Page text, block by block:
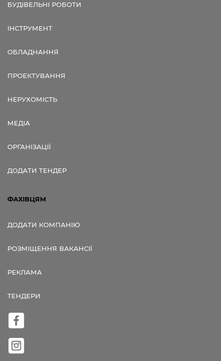
БУДІВЕЛЬНІ РОБОТИ
ІНСТРУМЕНТ
ОБЛАДНАННЯ
ПРОЕКТУВАННЯ
НЕРУХОМІСТЬ
МЕДІА
ОРГАНІЗАЦІЇ
ДОДАТИ ТЕНДЕР
ФАХІВЦЯМ
ДОДАТИ КОМПАНІЮ
РОЗМІЩЕННЯ ВАКАНСІЇ
РЕКЛАМА
ТЕНДЕРИ